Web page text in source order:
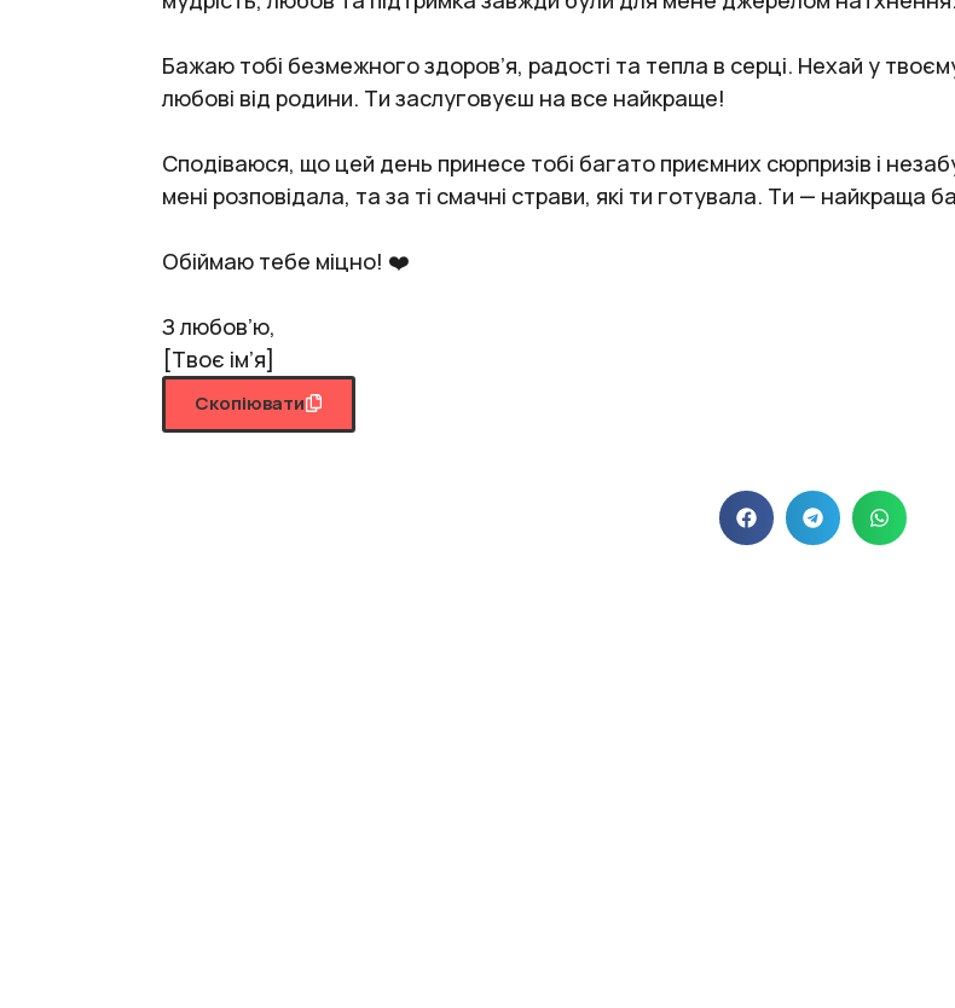
Бажаю тобі безмежного здоров’я, радості та тепла в серці. Нехай у
любові від родини. Ти заслуговуєш на все найкраще!
Сподіваюся, що цей день принесе тобі багато приємних сюрпризів і
мені розповідала, та за ті смачні страви, які ти готувала. Ти — найкраща
Обіймаю тебе міцно! ❤️
З любов’ю,
[Твоє ім’я]
Скопіювати